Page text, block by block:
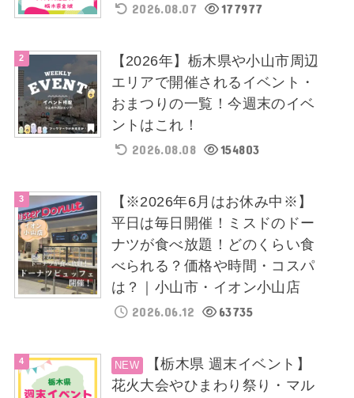
2026.08.07 177977
【2026年】栃木県や小山市周辺
エリアで開催されるイベント・
おまつりの一覧！今週末のイベ
ントはこれ！
2026.08.08 154803
【※2026年6月はお休み中※】
平日は毎日開催！ミスドのドー
ナツが食べ放題！どのくらい食
べられる？価格や時間・コスパ
は？｜小山市・イオン小山店
2026.06.12 63735
【栃木県 週末イベント】
花火大会やひまわり祭り・マル